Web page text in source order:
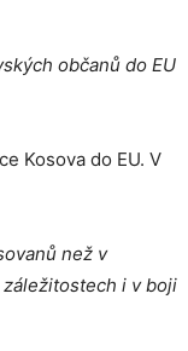
občanů do EU
Kosova do EU. V
než v
i v boji